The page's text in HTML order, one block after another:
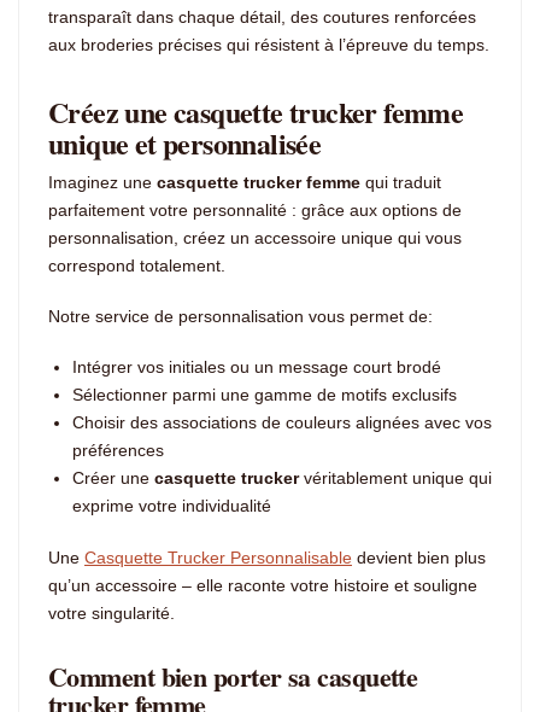
transparaît dans chaque détail, des coutures renforcées
aux broderies précises qui résistent à l’épreuve du temps.
Créez une casquette trucker femme
unique et personnalisée
Imaginez une casquette trucker femme qui traduit
parfaitement votre personnalité : grâce aux options de
personnalisation, créez un accessoire unique qui vous
correspond totalement.
Notre service de personnalisation vous permet de:
Intégrer vos initiales ou un message court brodé
Sélectionner parmi une gamme de motifs exclusifs
Choisir des associations de couleurs alignées avec vos
préférences
Créer une casquette truckervéritablement unique qui
exprime votre individualité
Une Casquette Trucker Personnalisable devient bien plus
qu’un accessoire – elle raconte votre histoire et souligne
votre singularité.
Comment bien porter sa casquette
trucker femme